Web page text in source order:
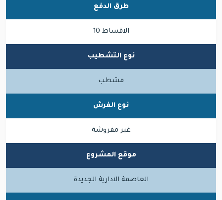
طرق الدفع
الاقساط 10
نوع التشطيب
مشطب
نوع الفرش
غير مفروشة
موقع المشروع
العاصمة الادارية الجديدة